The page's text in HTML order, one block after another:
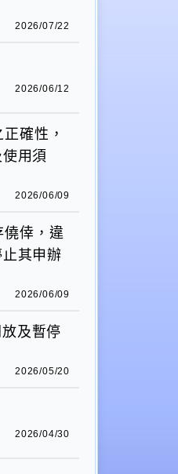
2026/07/22
2026/06/12
確性，
用須
2026/06/09
僥倖，違
其申辦
2026/06/09
及暫停
2026/05/20
2026/04/30